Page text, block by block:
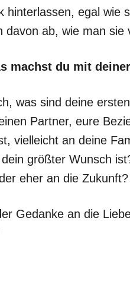
hinterlassen, egal wie
davon ab, wie man sie
machst du mit
was sind deine
Partner, eure
vielleicht an deine
größter Wunsch
eher an die Zukunft?
Gedanke an die